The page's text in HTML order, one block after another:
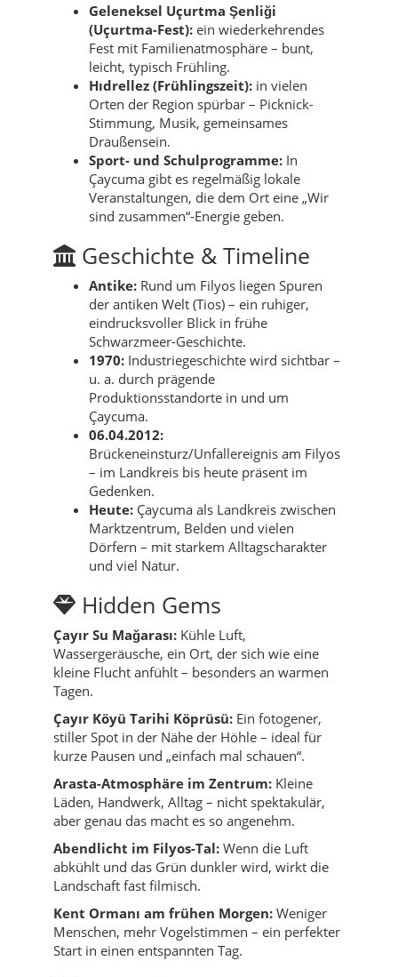
Geleneksel Uçurtma Şenliği
(Uçurtma-Fest): ein wiederkehrendes
Fest mit Familienatmosphäre – bunt,
leicht, typisch Frühling.
Hıdrellez (Frühlingszeit): in vielen
Orten der Region spürbar – Picknick-
Stimmung, Musik, gemeinsames
Draußensein.
Sport- und Schulprogramme: In
Çaycuma gibt es regelmäßig lokale
Veranstaltungen, die dem Ort eine „Wir
sind zusammen“-Energie geben.
Geschichte & Timeline
Antike: Rund um Filyos liegen Spuren
der antiken Welt (Tios) – ein ruhiger,
eindrucksvoller Blick in frühe
Schwarzmeer-Geschichte.
1970: Industriegeschichte wird sichtbar –
u. a. durch prägende
Produktionsstandorte in und um
Çaycuma.
06.04.2012:
Brückeneinsturz/Unfallereignis am Filyos
– im Landkreis bis heute präsent im
Gedenken.
Heute: Çaycuma als Landkreis zwischen
Marktzentrum, Belden und vielen
Dörfern – mit starkem Alltagscharakter
und viel Natur.
Hidden Gems
Çayır Su Mağarası: Kühle Luft,
Wassergeräusche, ein Ort, der sich wie eine
kleine Flucht anfühlt – besonders an warmen
Tagen.
Çayır Köyü Tarihi Köprüsü: Ein fotogener,
stiller Spot in der Nähe der Höhle – ideal für
kurze Pausen und „einfach mal schauen“.
Arasta-Atmosphäre im Zentrum: Kleine
Läden, Handwerk, Alltag – nicht spektakulär,
aber genau das macht es so angenehm.
Abendlicht im Filyos-Tal: Wenn die Luft
abkühlt und das Grün dunkler wird, wirkt die
Landschaft fast filmisch.
Kent Ormanı am frühen Morgen: Weniger
Menschen, mehr Vogelstimmen – ein perfekter
Start in einen entspannten Tag.